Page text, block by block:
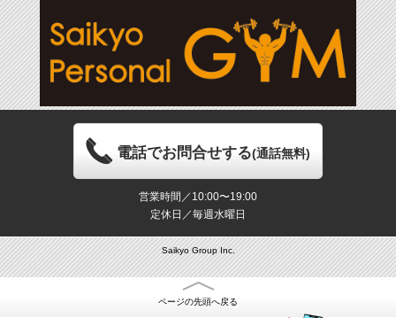
電話でお問合せする(通話無料)
営業時間／10:00〜19:00
定休日／毎週水曜日
Saikyo Group Inc.
ページの先頭へ戻る